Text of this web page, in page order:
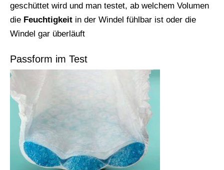
geschüttet wird und man testet, ab welchem Volumen
die Feuchtigkeit in der Windel fühlbar ist oder die
Windel gar überläuft
Passform im Test